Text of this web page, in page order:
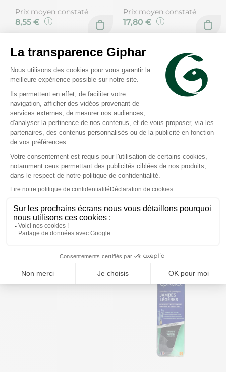
Prix moyen constaté
8,55 €
Prix moyen constaté
17,80 €
Epitact
2 coussinets plantaires
douleurs durillons taille L
Prix moyen constaté
30,08 €
Epitact
Cors pulpaires ongles
incarnés taille L 2 doigtiers